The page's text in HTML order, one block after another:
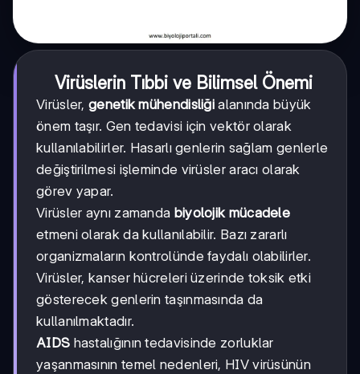
Virüslerin Tıbbi ve Bilimsel Önemi
Virüsler, genetik mühendisliği alanında büyük
önem taşır. Gen tedavisi için vektör olarak
kullanılabilirler. Hasarlı genlerin sağlam genlerle
değiştirilmesi işleminde virüsler aracı olarak
görev yapar.
Virüsler aynı zamanda biyolojik mücadele
etmeni olarak da kullanılabilir. Bazı zararlı
organizmaların kontrolünde faydalı olabilirler.
Virüsler, kanser hücreleri üzerinde toksik etki
gösterecek genlerin taşınmasında da
kullanılmaktadır.
AIDS hastalığının tedavisinde zorluklar
yaşanmasının temel nedenleri, HIV virüsünün